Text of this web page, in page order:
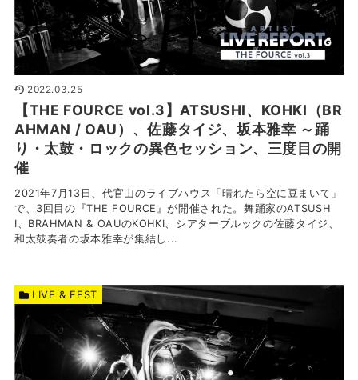
2022.03.25
【THE FOURCE vol.3】ATSUSHI、KOHKI（BR
AHMAN / OAU）、佐藤タイジ、坂本雅幸 ～踊
り・太鼓・ロックの異色セッション、三度目の開
催
2021年7月13日、代官山のライブハウス「晴れたら空に豆まいて」
で、3回目の『THE FOURCE』が開催された。舞踊家のATSUSH
I、BRAHMAN & OAUのKOHKI、シアターブルックの佐藤タイジ、
和太鼓奏者の坂本雅幸が集結し...
LIVE & FEST